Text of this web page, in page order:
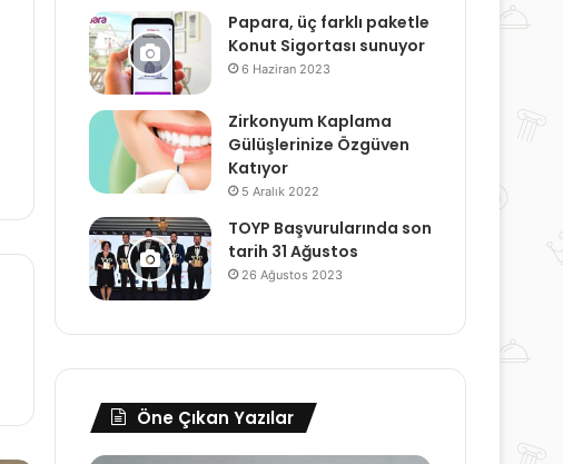
Papara, üç farklı paketle
Konut Sigortası sunuyor
6 Haziran 2023
Zirkonyum Kaplama
Gülüşlerinize Özgüven
Katıyor
5 Aralık 2022
TOYP Başvurularında son
tarih 31 Ağustos
26 Ağustos 2023
Öne Çıkan Yazılar